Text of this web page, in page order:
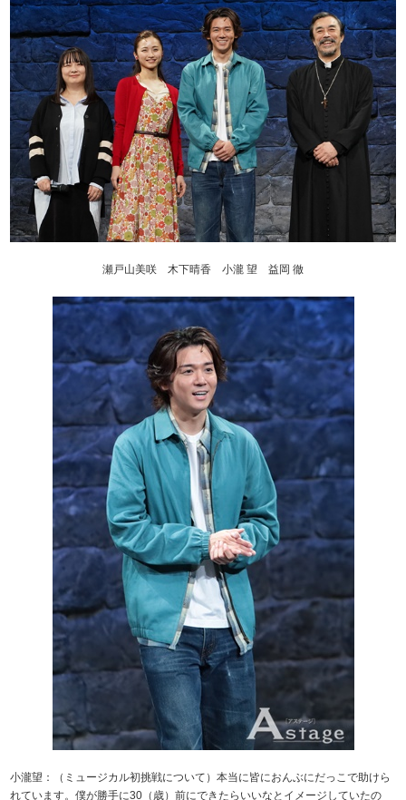
瀬戸山美咲 木下晴香 小瀧 望 益岡 徹
小瀧望：（ミュージカル初挑戦について）本当に皆におんぶにだっこで助けら
れています。僕が勝手に30（歳）前にできたらいいなとイメージしていたの